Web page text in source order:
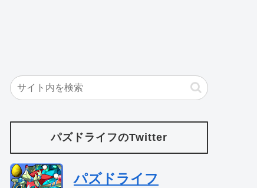
パズドライフのTwitter
パズドライフ